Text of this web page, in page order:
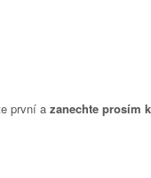
první a zanechte prosím